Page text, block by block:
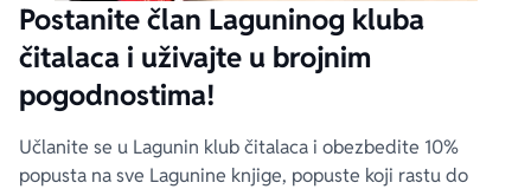
Postanite član Laguninog kluba
čitalaca i uživajte u brojnim
pogodnostima!
Učlanite se u Lagunin klub čitalaca i obezbedite 10%
popusta na sve Lagunine knjige, popuste koji rastu do